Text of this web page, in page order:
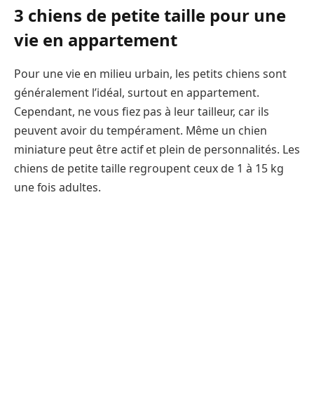
3 chiens de petite taille pour une
vie en appartement
Pour une vie en milieu urbain, les petits chiens sont
généralement l’idéal, surtout en appartement.
Cependant, ne vous fiez pas à leur tailleur, car ils
peuvent avoir du tempérament. Même un chien
miniature peut être actif et plein de personnalités. Les
chiens de petite taille regroupent ceux de 1 à 15 kg
une fois adultes.